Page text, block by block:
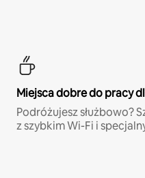
Miejsca dobre do pracy
Podróżujesz służbowo?
z szybkim Wi-Fi i